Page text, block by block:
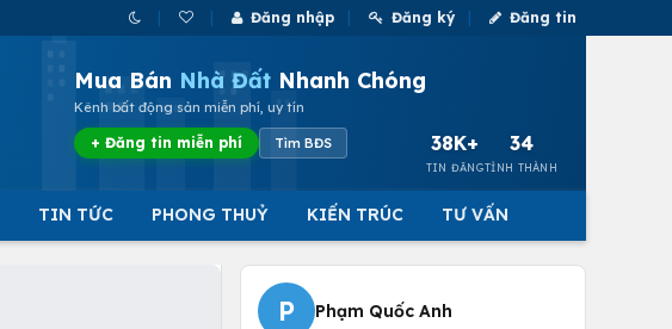
Đăng nhập Đăng ký Đăng tin
Mua Bán Nhà Đất Nhanh Chóng
Kênh bất động sản miễn phí, uy tín
+ Đăng tin miễn phí Tìm BĐS 38K+
TIN ĐĂNG
34
TỈNH THÀNH
TIN TỨC PHONG THUỶ KIẾN TRÚC TƯ VẤN
P Phạm Quốc Anh